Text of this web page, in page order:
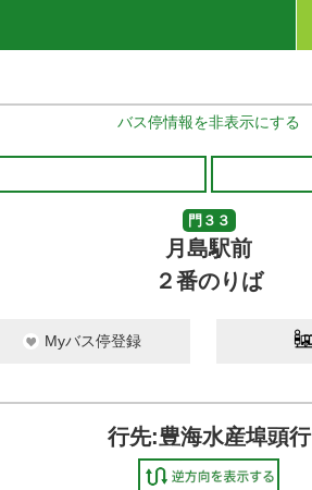
バス停情報を非表示にする
門３３
月島駅前
２番のりば
Myバス停登録
行先:豊海水産埠頭行